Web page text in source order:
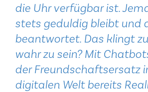
die Uhr verfügbar ist.
stets geduldig bleibt und
beantwortet. Das klingt
wahr zu sein? Mit
der Freundschaftsersatz
digitalen Welt bereits